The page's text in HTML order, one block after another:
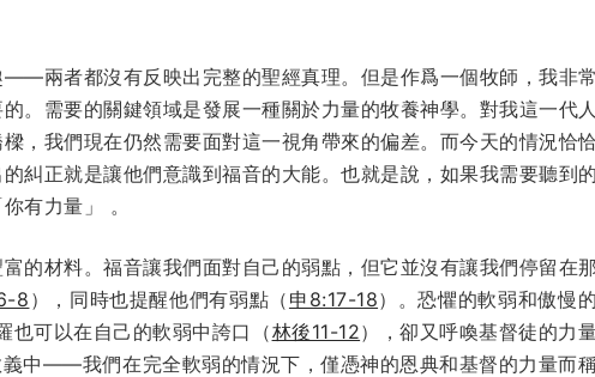
兩者都沒有反映出完整的聖經真理。但是作爲一個牧師，我非
。需要的關鍵領域是發展一種關於力量的牧養神學。對我這一代
，我們現在仍然需要面對這一視角帶來的偏差。而今天的情況恰恰
糾正就是讓他們意識到福音的大能。也就是說，如果我需要聽到
有力量」 。
的材料。福音讓我們面對自己的弱點，但它並沒有讓我們停留在
8 ），同時也提醒他們有弱點（ 申8:17-18）。恐懼的軟弱和傲慢
也可以在自己的軟弱中誇口（林後11-12），卻又呼喚基督徒的力
中——我們在完全軟弱的情況下，僅憑神的恩典和基督的力量而